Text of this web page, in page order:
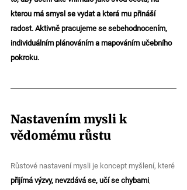
kterou má smysl se vydat a která mu přináší
radost. Aktivně pracujeme se sebehodnocením,
individuálním plánováním a mapováním učebního
pokroku.
Nastavením mysli k
vědomému růstu
Růstové nastavení mysli je koncept myšlení, které
přijímá výzvy, nevzdává se, učí se chybami,